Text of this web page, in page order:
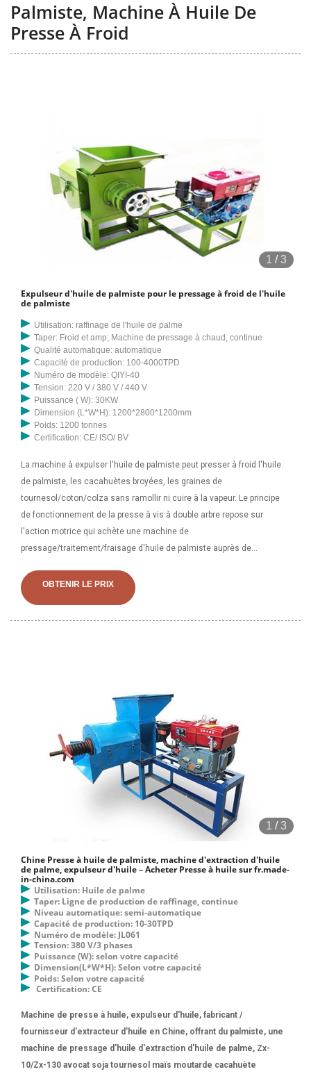
Palmiste, Machine À Huile De
Presse À Froid
1 /3
Expulseur d'huile de palmiste pour le pressage à froid de l'huile
de palmiste
Utilisation: raffinage de l'huile de palme
Taper: Froid et amp; Machine de pressage à chaud, continue
Qualité automatique: automatique
Capacité de production: 100-4000TPD
Numéro de modèle: QIYI-40
Tension: 220 V / 380 V / 440 V
Puissance ( W): 30KW
Dimension (L*W*H): 1200*2800*1200mm
Poids: 1200 tonnes
Certification: CE/ ISO/ BV
La machine à expulser l'huile de palmiste peut presser à froid l'huile
de palmiste, les cacahuètes broyées, les graines de
tournesol/coton/colza sans ramollir ni cuire à la vapeur. Le principe
de fonctionnement de la presse à vis à double arbre repose sur
l'action motrice qui achète une machine de
pressage/traitement/fraisage d'huile de palmiste auprès de
palme en Chine. Cliquez ici pour en savoir plus sur le processus
d'extraction de l'huile de palme. 30+ ans' expérience. Convient à la
d'huile de palme, fraiseuse d'huile au Sénégal fabricant / fournisseur
en Chine, offrant une petite presse à huile 6yl, une petite presse à
froid, une machine d'extraction d'huile de noix de coco, un produit
aérosol entièrement automatique NF 1000, une machine d'extraction
de plantes à pression froide - ColdPressTech COLD PRESSE
D'EXTRACTION D'HUILE, MACHINE À HUILE DE PLANTES ET DE NOIX
BIODIESEL NF 1000 . NF 1000 fournirait une capacité suffisante pour
traiter plus de 100 types différents de graines dans une machine
d'extraction d'huile de palme stable. Vente en gros, machine
d'extraction d'huile de palme. Environ 93 % d'entre eux sont des
pressoirs à huile, 1 % sont des équipements de séparation et 1 % sont
d'autres machines pharmaceutiques. Un large
OBTENIR LE PRIX
1 /3
Chine Presse à huile de palmiste, machine d'extraction d'huile
de palme, expulseur d'huile – Acheter Presse à huile sur fr.made-
in-china.com
Utilisation: Huile de palme
Taper: Ligne de production de raffinage, continue
Niveau automatique: semi-automatique
Capacité de production: 10-30TPD
Numéro de modèle: JL061
Tension: 380 V/3 phases
Puissance (W): selon votre capacité
Dimension(L*W*H): Selon votre capacité
Poids: Selon votre capacité
Certification: CE
Machine de presse à huile, expulseur d'huile, fabricant /
fournisseur d'extracteur d'huile en Chine, offrant du palmiste, une
machine de pressage d'huile d'extraction d'huile de palme, Zx-
10/Zx-130 avocat soja tournesol maïs moutarde cacahuète